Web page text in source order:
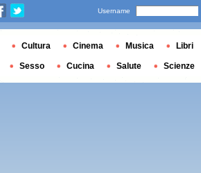
Username
Cultura Cinema Musica Libri
Sesso Cucina Salute Scienze